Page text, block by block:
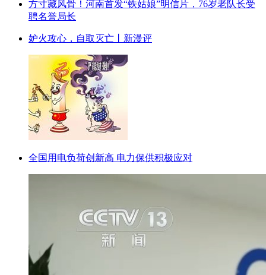
方寸藏风骨！河南首发“铁姑娘”明信片，76岁老队长受
聘名誉局长
妒火攻心，自取灭亡丨新漫评
全国用电负荷创新高 电力保供积极应对